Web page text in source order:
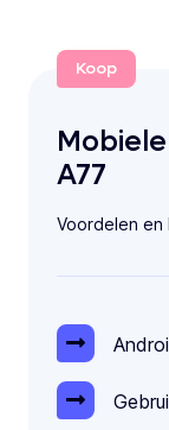
Koop
A77
Voordelen en